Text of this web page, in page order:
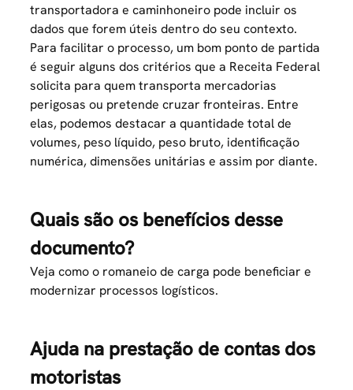
transportadora ecaminhoneiro pode incluir os
dados que forem úteis dentro do seu contexto.
Para facilitar o processo, um bom ponto de partida
é seguir alguns dos critérios que a Receita Federal
solicita para quem transporta mercadorias
perigosas ou pretende cruzar fronteiras. Entre
elas, podemos destacar a quantidade total de
volumes, peso líquido, peso bruto, identificação
numérica, dimensões unitárias e assim por diante.
Quais são os benefícios desse
documento?
Veja como o romaneio de carga pode beneficiar e
modernizar processos logísticos.
Ajuda na prestação de contas dos
motoristas